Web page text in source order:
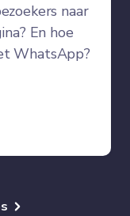
naar
En hoe
WhatsApp?